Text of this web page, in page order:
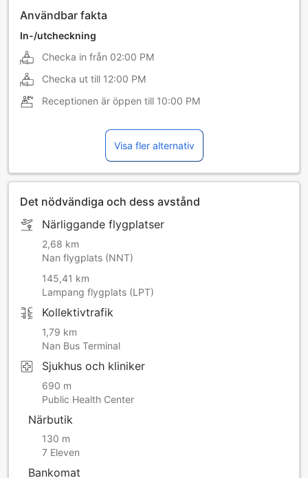
Användbar fakta
In-/utcheckning
Checka in från 02:00 PM
Checka ut till 12:00 PM
Receptionen är öppen till 10:00 PM
Visa fler alternativ
Det nödvändiga och dess avstånd
Närliggande flygplatser
2,68 km
Nan flygplats (NNT)
145,41 km
Lampang flygplats (LPT)
Kollektivtrafik
1,79 km
Nan Bus Terminal
Sjukhus och kliniker
690 m
Public Health Center
Närbutik
130 m
7 Eleven
Bankomat